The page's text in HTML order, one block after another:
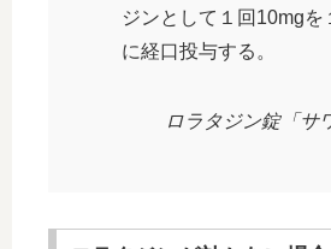
ジンとして１回10mgを
に経口投与する。
ロラタジン錠「